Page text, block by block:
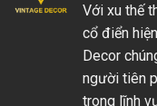
Với xu thế
cổ điển
Decor
người tiên
trong lĩnh